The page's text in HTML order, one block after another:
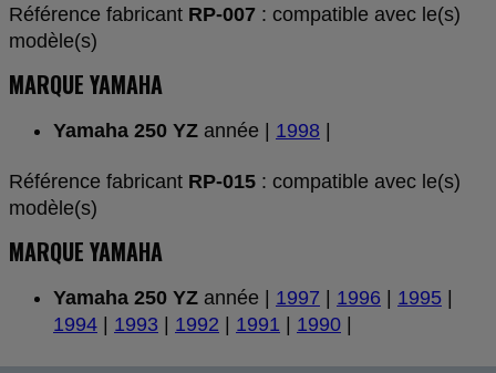
Référence fabricant RP-007 : compatible avec le(s)
modèle(s)
MARQUE YAMAHA
Yamaha 250 YZ année | 1998 |
Référence fabricant RP-015 : compatible avec le(s)
modèle(s)
MARQUE YAMAHA
Yamaha 250 YZ année | 1997 | 1996 | 1995 |
1994 | 1993 | 1992 | 1991 | 1990 |